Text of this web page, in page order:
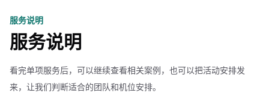
服务说明
服务说明
看完单项服务后，可以继续查看相关案例，也可以把活动安排发
来，让我们判断适合的团队和机位安排。